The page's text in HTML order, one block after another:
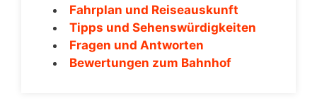
Fahrplan und Reiseauskunft
Tipps und Sehenswürdigkeiten
Fragen und Antworten
Bewertungen zum Bahnhof